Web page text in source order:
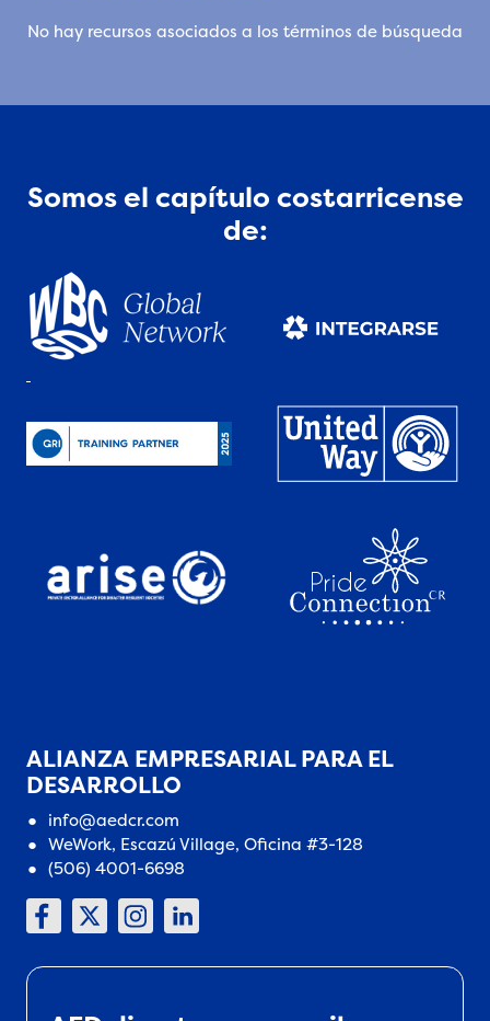
No hay recursos asociados a los términos de búsqueda
Somos el capítulo costarricense
de:
ALIANZA EMPRESARIAL PARA EL
DESARROLLO
info@aedcr.com
WeWork, Escazú Village, Oficina #3-128
(506) 4001-6698